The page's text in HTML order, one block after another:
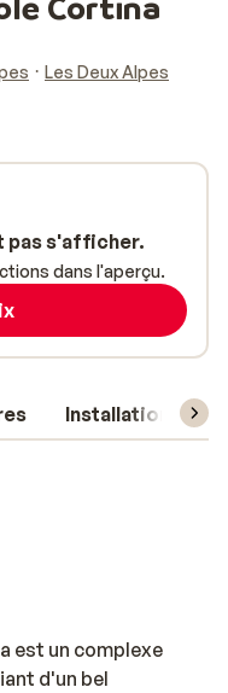
Les Deux Alpes
Installations
est un complexe
d'un bel
pas s'afficher.
dans l'aperçu.